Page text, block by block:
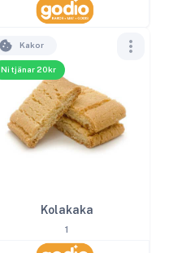
Ni tjänar 20kr
Kakor
Kolakaka
1